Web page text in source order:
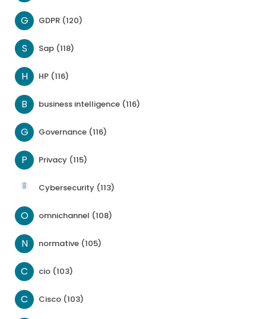
G GDPR (120)
S Sap (118)
H HP (116)
B business intelligence (116)
G Governance (116)
P Privacy (115)
Cybersecurity (113)
O omnichannel (108)
N normative (105)
C cio (103)
C Cisco (103)